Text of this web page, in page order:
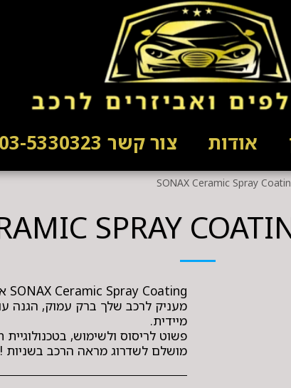
אודות צור קשר 03-5330323
מושלם לשדרוג מראה הרכב בשניות !